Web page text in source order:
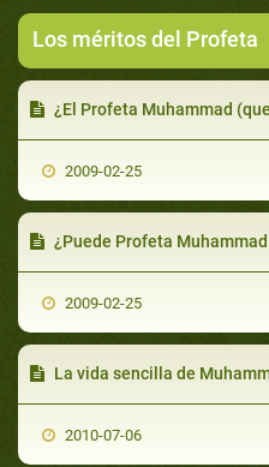
Los méritos del Profeta
¿El Profeta Muhammad (que la paz y las
2009-02-25
¿Puede Profeta Muhammad ser tomado
2009-02-25
La vida sencilla de
2010-07-06